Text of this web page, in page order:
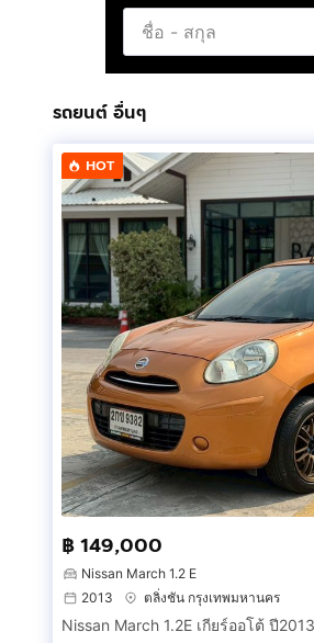
ราคา 335,000 บาท
ผ่อน 6,xxx / 72 งวด
โทร :กดเพื่อดูเบอร์โทร xxxxxx977
ไลน์ : threesur อ่านน้อยลง
รถยนต์ อื่นๆ
HOT
฿ 149,000
Nissan March 1.2 E
2013
ตลิ่งชัน กรุงเทพมหานคร